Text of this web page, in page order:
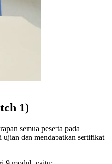
1)
semua peserta pada
dan mendapatkan sertifikat